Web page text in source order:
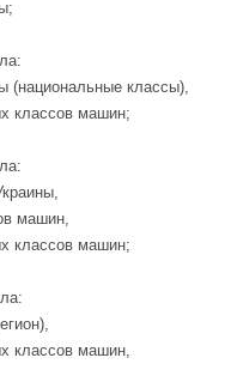
(национальные классы),
классов машин;
машин,
классов машин;
классов машин,